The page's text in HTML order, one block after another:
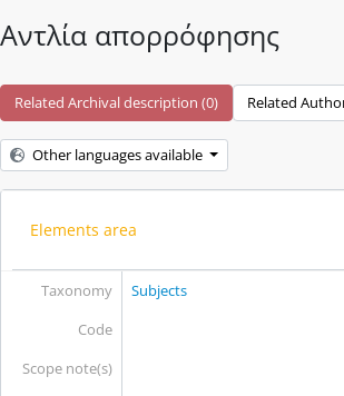
Αντλία απορρόφησης
Related Archival description (0) Related
Other languages available
Elements area
Taxonomy
Subjects
Code
Scope note(s)